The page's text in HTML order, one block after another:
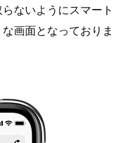
ないようにスマート
画面となっておりま